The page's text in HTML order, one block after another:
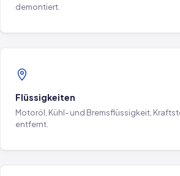
demontiert.
Flüssigkeiten
Motoröl, Kühl- und Bremsflüssigkeit,
entfernt.